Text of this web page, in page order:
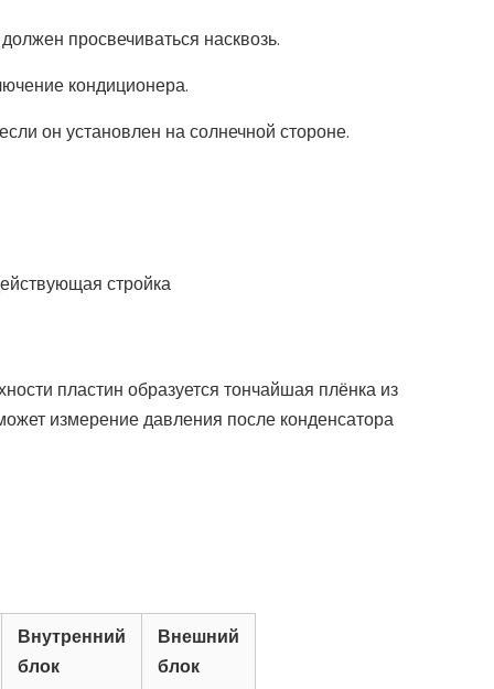
просвечиваться насквозь.
кондиционера.
он установлен на солнечной стороне.
стройка
пластин образуется тончайшая плёнка из
измерение давления после конденсатора
Внутренний
блок
Внешний
блок